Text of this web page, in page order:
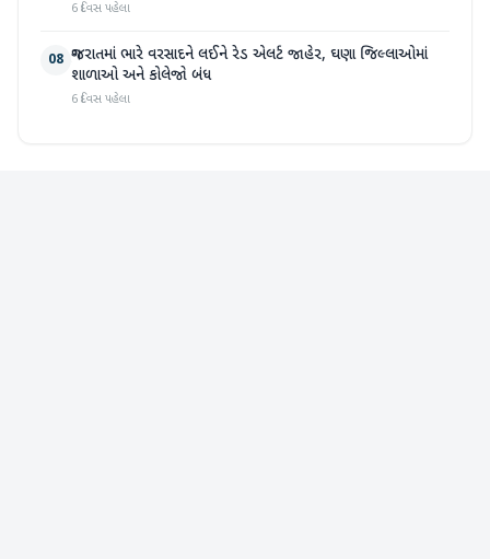
6 દિવસ પહેલા
08 ગુજરાતમાં ભારે વરસાદને લઈને રેડ એલર્ટ જાહેર, ઘણા જિલ્લાઓમાં
શાળાઓ અને કોલેજો બંધ
6 દિવસ પહેલા